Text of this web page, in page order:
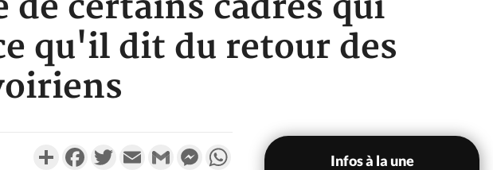
certains cadres qui
qu'il dit du retour des
PartagerFacebookTwitterEmail Gmail MessengerWhatsApp
Infos à la une